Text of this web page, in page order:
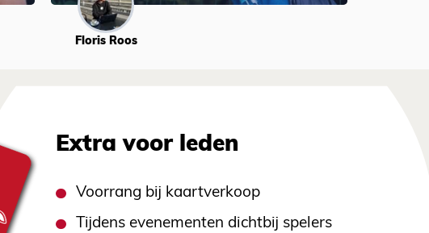
Floris Roos
Extra voor leden
Voorrang bij kaartverkoop
Tijdens evenementen dichtbij spelers